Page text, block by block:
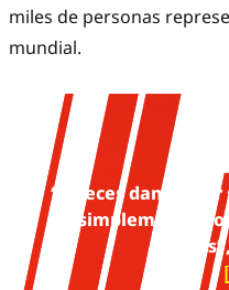
miles de personas
mundial.
“A veces damos
o simplemente